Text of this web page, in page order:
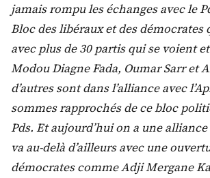
jamais rompu les échanges avec le
Bloc des libéraux et des démocrates
avec plus de 30 partis qui se voient
Modou Diagne Fada, Oumar Sarr et
d’autres sont dans l’alliance avec
sommes rapprochés de ce bloc
Pds. Et aujourd’hui on a une
va au-delà d’ailleurs avec une
démocrates comme Adji Mergane